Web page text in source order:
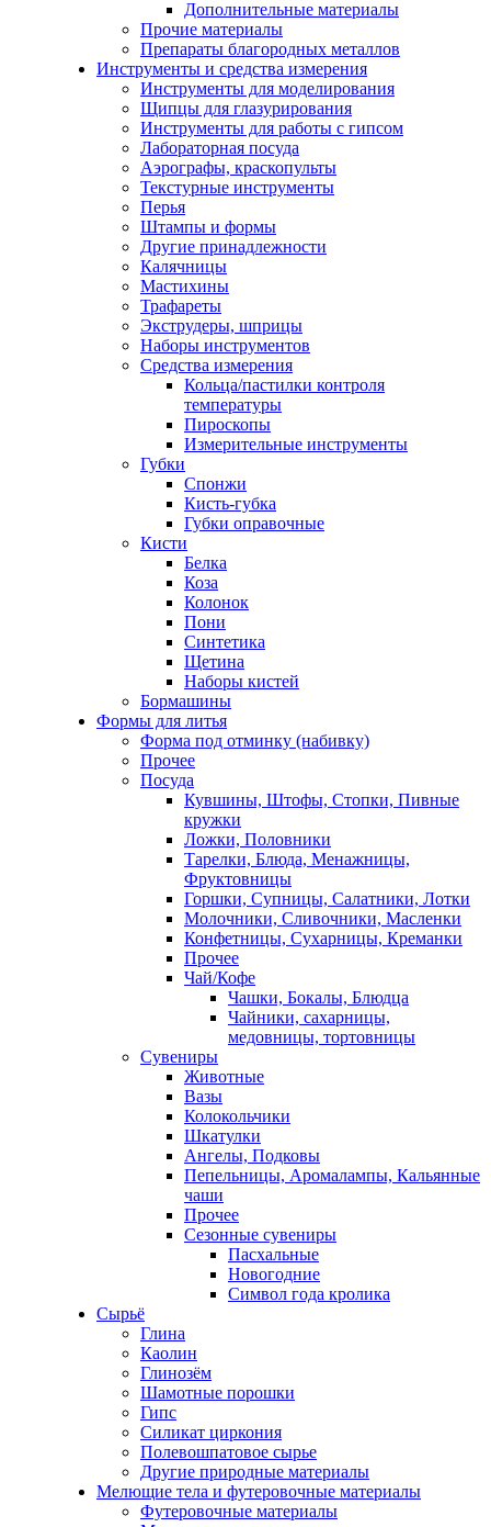
Дополнительные материалы
Прочие материалы
Препараты благородных металлов
Инструменты и средства измерения
Инструменты для моделирования
Щипцы для глазурирования
Инструменты для работы с гипсом
Лабораторная посуда
Аэрографы, краскопульты
Текстурные инструменты
Перья
Штампы и формы
Другие принадлежности
Калячницы
Мастихины
Трафареты
Экструдеры, шприцы
Наборы инструментов
Средства измерения
Кольца/пастилки контроля
температуры
Пироскопы
Измерительные инструменты
Губки
Спонжи
Кисть-губка
Губки оправочные
Кисти
Белка
Коза
Колонок
Пони
Синтетика
Щетина
Наборы кистей
Бормашины
Формы для литья
Форма под отминку (набивку)
Прочее
Посуда
Кувшины, Штофы, Стопки, Пивные
кружки
Ложки, Половники
Тарелки, Блюда, Менажницы,
Фруктовницы
Горшки, Супницы, Салатники, Лотки
Молочники, Сливочники, Масленки
Конфетницы, Сухарницы, Креманки
Прочее
Чай/Кофе
Чашки, Бокалы, Блюдца
Чайники, сахарницы,
медовницы, тортовницы
Сувениры
Животные
Вазы
Колокольчики
Шкатулки
Ангелы, Подковы
Пепельницы, Аромалампы, Кальянные
чаши
Прочее
Сезонные сувениры
Пасхальные
Новогодние
Символ года кролика
Сырьё
Глина
Каолин
Глинозём
Шамотные порошки
Гипс
Силикат циркония
Полевошпатовое сырье
Другие природные материалы
Мелющие тела и футеровочные материалы
Футеровочные материалы